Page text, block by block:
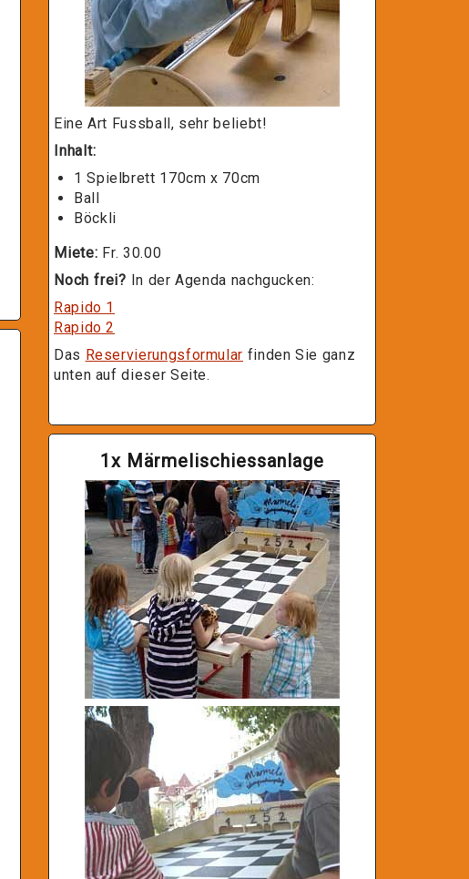
Eine Art Fussball, sehr beliebt!
Inhalt:
1 Spielbrett 170cm x 70cm
Ball
Böckli
Miete: Fr. 30.00
Noch frei? In der Agenda nachgucken:
Rapido 1
Rapido 2
Das Reservierungsformular finden Sie ganz
unten auf dieser Seite.
1x Märmelischiessanlage